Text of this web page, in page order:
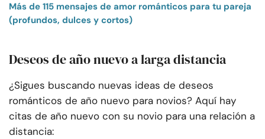
Más de 115 mensajes de amor románticos para tu pareja
(profundos, dulces y cortos)
Deseos de año nuevo a larga distancia
¿Sigues buscando nuevas ideas de deseos
románticos de año nuevo para novios? Aquí hay
citas de año nuevo con su novio para una relación a
distancia: